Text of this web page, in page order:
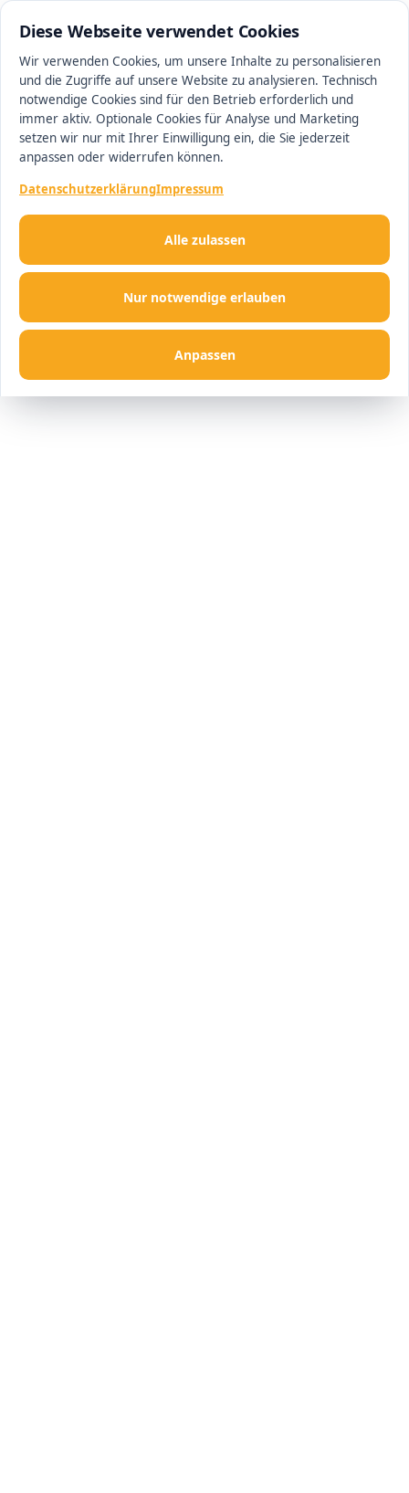
Diese Webseite verwendet Cookies
Wir verwenden Cookies, um unsere Inhalte zu personalisieren
und die Zugriffe auf unsere Website zu analysieren. Technisch
notwendige Cookies sind für den Betrieb erforderlich und
immer aktiv. Optionale Cookies für Analyse und Marketing
setzen wir nur mit Ihrer Einwilligung ein, die Sie jederzeit
anpassen oder widerrufen können.
DatenschutzerklärungImpressum
Nur notwendige erlauben
Anpassen
Alle zulassen